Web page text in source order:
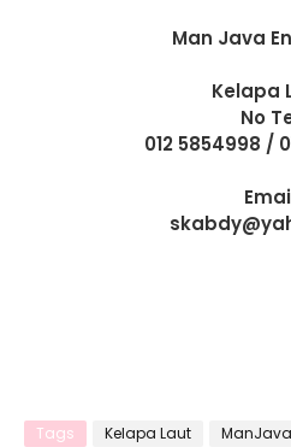
Man Java
Kelapa
No
012 5854998 /
Tags Kelapa Laut